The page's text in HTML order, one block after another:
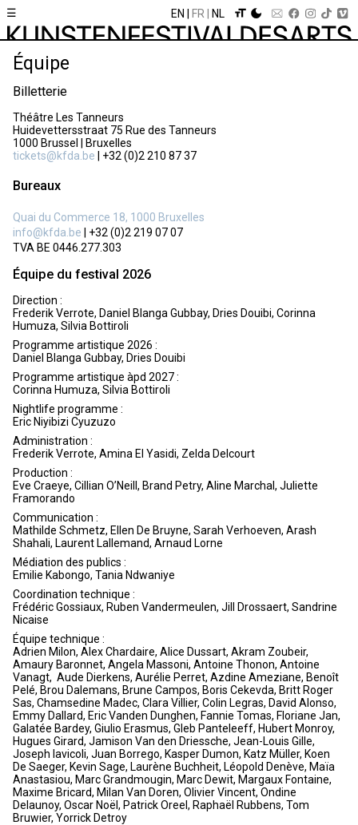
☰ EN FR NL
Équipe
Billetterie
Théâtre Les Tanneurs
Huidevettersstraat 75 Rue des Tanneurs
1000 Brussel | Bruxelles
tickets@kfda.be | +32 (0)2 210 87 37
Bureaux
Quai du Commerce 18, 1000 Bruxelles
info@kfda.be | +32 (0)2 219 07 07
TVA BE 0446.277.303
Équipe du festival 2026
Direction :
Frederik Verrote, Daniel Blanga Gubbay, Dries Douibi, Corinna
Humuza, Silvia Bottiroli
Programme artistique 2026 :
Daniel Blanga Gubbay, Dries Douibi
Programme artistique àpd 2027 :
Corinna Humuza, Silvia Bottiroli
Nightlife programme :
Eric Niyibizi Cyuzuzo
Administration :
Frederik Verrote, Amina El Yasidi, Zelda Delcourt
Production :
Eve Craeye, Cillian O’Neill, Brand Petry, Aline Marchal, Juliette
Framorando
Communication :
Mathilde Schmetz, Ellen De Bruyne, Sarah Verhoeven, Arash
Shahali, Laurent Lallemand, Arnaud Lorne
Médiation des publics :
Emilie Kabongo, Tania Ndwaniye
Coordination technique :
Frédéric Gossiaux, Ruben Vandermeulen, Jill Drossaert, Sandrine
Nicaise
Équipe technique :
Adrien Milon, Alex Chardaire, Alice Dussart, Akram Zoubeir,
Amaury Baronnet, Angela Massoni, Antoine Thonon, Antoine
Vanagt, Aude Dierkens, Aurélie Perret, Azdine Ameziane, Benoît
Pelé, Brou Dalemans, Brune Campos, Boris Cekevda, Britt Roger
Sas, Chamsedine Madec, Clara Villier, Colin Legras, David Alonso,
Emmy Dallard, Eric Vanden Dunghen, Fannie Tomas, Floriane Jan,
Galatée Bardey, Giulio Erasmus, Gleb Panteleeff, Hubert Monroy,
Hugues Girard, Jamison Van den Driessche, Jean-Louis Gille,
Joseph Iavicoli, Juan Borrego, Kasper Dumon, Katz Müller, Koen
De Saeger, Kevin Sage, Laurène Buchheit, Léopold Denève, Maïa
Anastasiou, Marc Grandmougin, Marc Dewit, Margaux Fontaine,
Maxime Bricard, Milan Van Doren, Olivier Vincent, Ondine
Delaunoy, Oscar Noël, Patrick Oreel, Raphaël Rubbens, Tom
Bruwier, Yorrick Detroy